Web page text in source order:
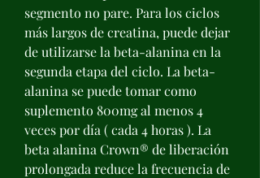
segmento no pare. Para los ciclos
más largos de creatina, puede dejar
de utilizarse la beta-alanina en la
segunda etapa del ciclo. La beta-
alanina se puede tomar como
suplemento 800mg al menos 4
veces por día ( cada 4 horas ). La
beta alanina Crown® de liberación
prolongada reduce la frecuencia de